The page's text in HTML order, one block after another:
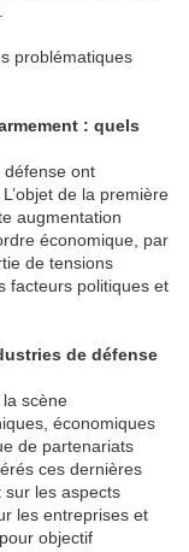
problématiques
: quels
défense ont
de la première
augmentation
économique, par
de tensions
facteurs politiques et
de défense
scène
économiques
de partenariats
ces dernières
sur les aspects
les entreprises et
objectif